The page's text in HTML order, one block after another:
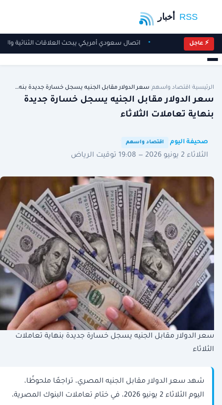
⚡ عاجل اتصال سعودي أمريكي يبحث العلاقات الثنائية
الرئيسية اقتصاد واسهم سعر الدولار مقابل الجنيه يسجل خسارة جديدة بنه…
سعر الدولار مقابل الجنيه يسجل خسارة جديدة
بنهاية تعاملات الثلاثاء
صحيفة اليوم اقتصاد واسهم
الثلاثاء 2 يونيو 2026 — 19:08 توقيت الرياض
سعر الدولار مقابل الجنيه يسجل خسارة جديدة بنهاية تعاملات
الثلاثاء
شهد سعر الدولار مقابل الجنيه المصري، تراجعًا ملحوظًا،
اليوم الثلاثاء 2 يونيو 2026، في ختام تعاملات البنوك المصرية،